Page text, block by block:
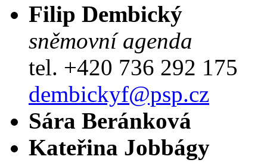
Filip Dembický
sněmovní agenda
tel. +420 736 292 175
dembickyf@psp.cz
Sára Beránková
Kateřina Jobbágy